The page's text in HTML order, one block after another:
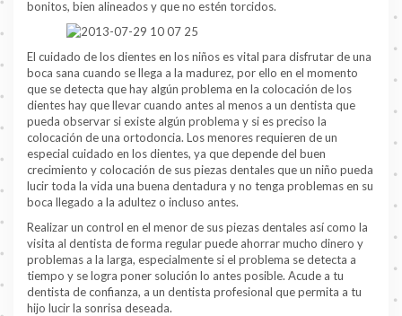
bonitos, bien alineados y que no estén torcidos.
El cuidado de los dientes en los niños es vital para disfrutar de una
boca sana cuando se llega a la madurez, por ello en el momento
que se detecta que hay algún problema en la colocación de los
dientes hay que llevar cuando antes al menos a un dentista que
pueda observar si existe algún problema y si es preciso la
colocación de una ortodoncia. Los menores requieren de un
especial cuidado en los dientes, ya que depende del buen
crecimiento y colocación de sus piezas dentales que un niño pueda
lucir toda la vida una buena dentadura y no tenga problemas en su
boca llegado a la adultez o incluso antes.
Realizar un control en el menor de sus piezas dentales así como la
visita al dentista de forma regular puede ahorrar mucho dinero y
problemas a la larga, especialmente si el problema se detecta a
tiempo y se logra poner solución lo antes posible. Acude a tu
dentista de confianza, a un dentista profesional que permita a tu
hijo lucir la sonrisa deseada.